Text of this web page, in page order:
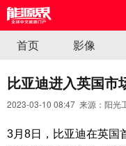
首页 影像
比亚迪进入英国市
2023-03-10 08:47 来源：阳光
3月8日，比亚迪在英国